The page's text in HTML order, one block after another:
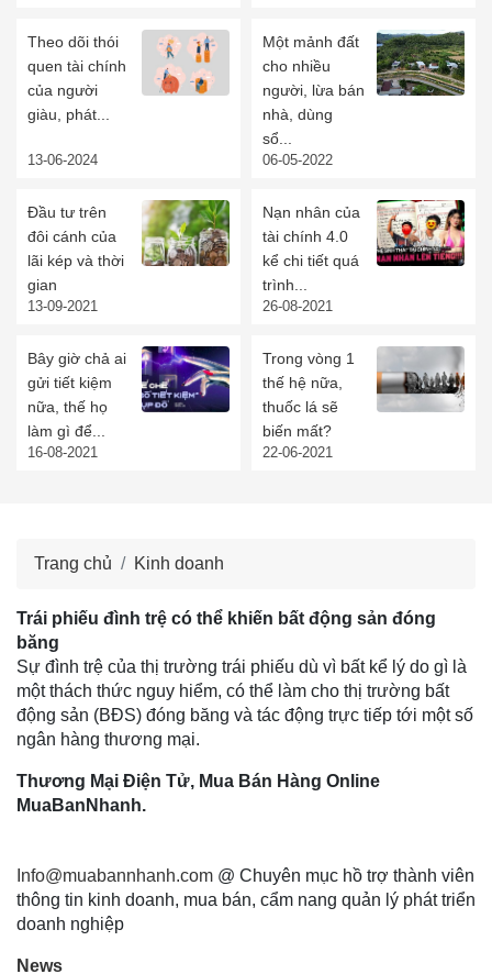
Theo dõi thói
quen tài chính
của người
giàu, phát...
13-06-2024
Một mảnh đất
cho nhiều
người, lừa bán
nhà, dùng
sổ...
06-05-2022
Đầu tư trên
đôi cánh của
lãi kép và thời
gian
13-09-2021
Nạn nhân của
tài chính 4.0
kể chi tiết quá
trình...
26-08-2021
Bây giờ chả ai
gửi tiết kiệm
nữa, thế họ
làm gì để...
16-08-2021
Trong vòng 1
thế hệ nữa,
thuốc lá sẽ
biến mất?
22-06-2021
Trang chủ Kinh doanh
Trái phiếu đình trệ có thể khiến bất động sản đóng
băng
Sự đình trệ của thị trường trái phiếu dù vì bất kể lý do gì là
một thách thức nguy hiểm, có thể làm cho thị trường bất
động sản (BĐS) đóng băng và tác động trực tiếp tới một số
ngân hàng thương mại.
Thương Mại Điện Tử, Mua Bán Hàng Online
MuaBanNhanh.
Info@muabannhanh.com @ Chuyên mục hồ trợ thành viên
thông tin kinh doanh, mua bán, cẩm nang quản lý phát triển
doanh nghiệp
News